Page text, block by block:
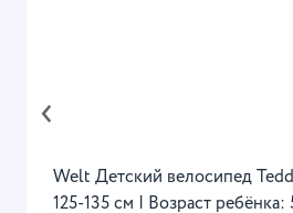
Welt Детский велосипед
125-135 см | Возраст
‹